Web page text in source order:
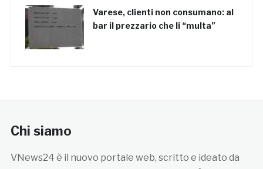
Varese, clienti non consumano: al
bar il prezzario che li “multa”
Chi siamo
VNews24 è il nuovo portale web, scritto e ideato da